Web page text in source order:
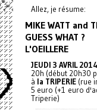
Allez, je résume:
MIKE WATT and
GUESS WHAT ?
L'OEILLERE
JEUDI 3 AVRIL 2014
20h (début 20h30
à la TRIPERIE(rue
5 euro (+1 euro
Triperie)